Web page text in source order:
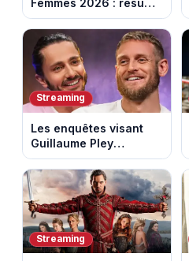
vidéo de la 7e étape
avec l'ascension du
Mont Ventoux
Streaming
Les enquêtes visant
Guillaume Pley
poussent Ragnar Le
Breton à quitter la
tournée Legend
Streaming